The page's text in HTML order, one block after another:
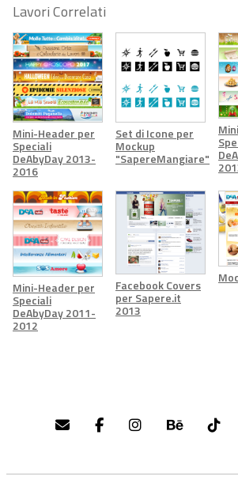
Lavori Correlati
Mini-Header per
Speciali
DeAbyDay 2013-
2016
Set di Icone per
Mockup
"SapereMangiare"
Mini-Header per
Speciali
DeAbyDay 2011-
2012
Facebook Covers
per Sapere.it
2013